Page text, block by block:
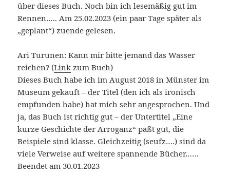
über dieses Buch. Noch bin ich lesemäßig gut im
Rennen….. Am 25.02.2023 (ein paar Tage später als
„geplant“) zuende gelesen.
Ari Turunen: Kann mir bitte jemand das Wasser
reichen? (Link zum Buch)
Dieses Buch habe ich im August 2018 in Münster im
Museum gekauft – der Titel (den ich als ironisch
empfunden habe) hat mich sehr angesprochen. Und
ja, das Buch ist richtig gut – der Untertitel „Eine
kurze Geschichte der Arroganz“ paßt gut, die
Beispiele sind klasse. Gleichzeitig (seufz….) sind da
viele Verweise auf weitere spannende Bücher……
Beendet am 30.01.2023